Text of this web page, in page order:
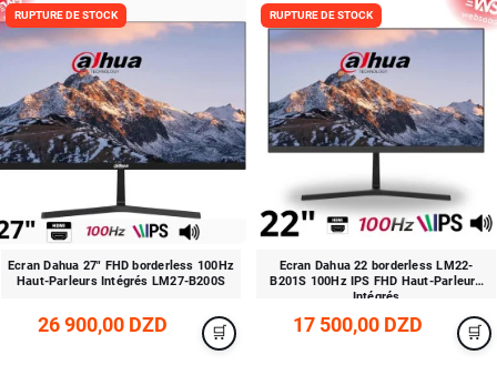
RUPTURE DE STOCK
Ecran Dahua 27″ FHD borderless 100Hz
Haut-Parleurs Intégrés LM27-B200S
26 900,00 DZD
RUPTURE DE STOCK
Ecran Dahua 22 borderless LM22-
B201S 100Hz IPS FHD Haut-Parleurs
Intégrés
17 500,00 DZD